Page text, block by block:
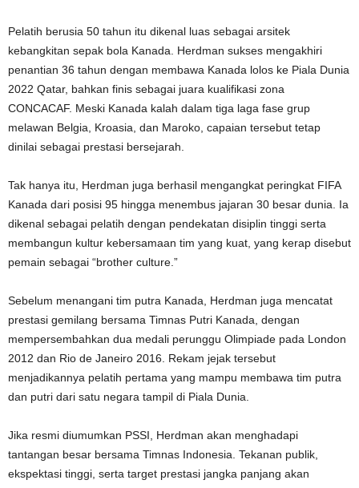
Pelatih berusia 50 tahun itu dikenal luas sebagai arsitek
kebangkitan sepak bola Kanada. Herdman sukses mengakhiri
penantian 36 tahun dengan membawa Kanada lolos ke Piala Dunia
2022 Qatar, bahkan finis sebagai juara kualifikasi zona
CONCACAF. Meski Kanada kalah dalam tiga laga fase grup
melawan Belgia, Kroasia, dan Maroko, capaian tersebut tetap
dinilai sebagai prestasi bersejarah.
Tak hanya itu, Herdman juga berhasil mengangkat peringkat FIFA
Kanada dari posisi 95 hingga menembus jajaran 30 besar dunia. Ia
dikenal sebagai pelatih dengan pendekatan disiplin tinggi serta
membangun kultur kebersamaan tim yang kuat, yang kerap disebut
pemain sebagai “brother culture.”
Sebelum menangani tim putra Kanada, Herdman juga mencatat
prestasi gemilang bersama Timnas Putri Kanada, dengan
mempersembahkan dua medali perunggu Olimpiade pada London
2012 dan Rio de Janeiro 2016. Rekam jejak tersebut
menjadikannya pelatih pertama yang mampu membawa tim putra
dan putri dari satu negara tampil di Piala Dunia.
Jika resmi diumumkan PSSI, Herdman akan menghadapi
tantangan besar bersama Timnas Indonesia. Tekanan publik,
ekspektasi tinggi, serta target prestasi jangka panjang akan